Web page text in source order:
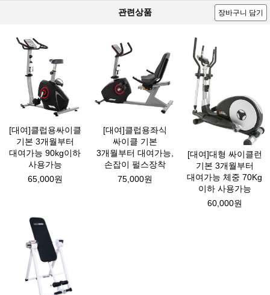
관련상품 장바구니 담기
[대여]클럽용싸이클
기본 3개월부터
대여가능 90kg이하
사용가능
65,000원
[대여]클럽용좌식
싸이클 기본
3개월부터 대여가능,
손잡이 펄스장착
75,000원
[대여]대형 싸이클런
기본 3개월부터
대여가능 체중 70Kg
이하 사용가능
60,000원